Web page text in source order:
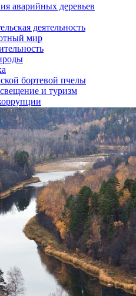
аварийных деревьев
деятельность
мир
бортевой пчелы
и туризм